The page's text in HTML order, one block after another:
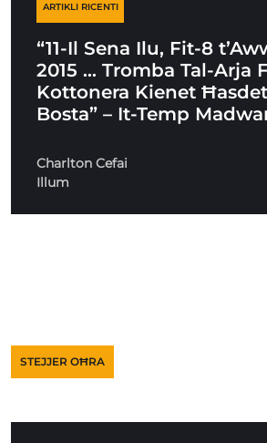
ARTIKLI RICENTI
“11-Il Sena Ilu, Fit-8
2015 … Tromba Tal-Arja
Kottonera Kienet
Bosta” – It-Temp
Charlton Cefai
Illum
STEJJER OĦRA